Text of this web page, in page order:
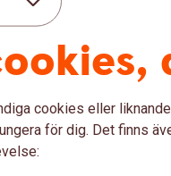
cookies eller
för dig. Det finns